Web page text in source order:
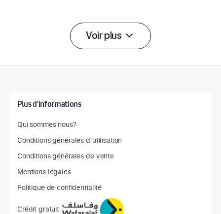
Voir plus
Plus d'informations
Qui sommes nous?
Conditions générales d'utilisation
Conditions générales de vente
Mentions légales
Politique de confidentialité
Crédit gratuit